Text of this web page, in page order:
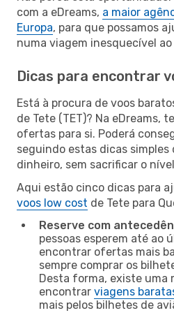
com a eDreams, a maior
Europa, para que possamos
numa viagem inesquecível
Dicas para encontrar
Está à procura de voos
de Tete (TET)? Na eDreams,
ofertas para si. Poderá
seguindo estas dicas simples
dinheiro, sem sacrificar o
Aqui estão cinco dicas para
voos low cost de Tete para
Reserve com
pessoas esperem até ao
encontrar ofertas mais
sempre comprar os
Desta forma, existe uma
encontrar viagens
mais pelos bilhetes de